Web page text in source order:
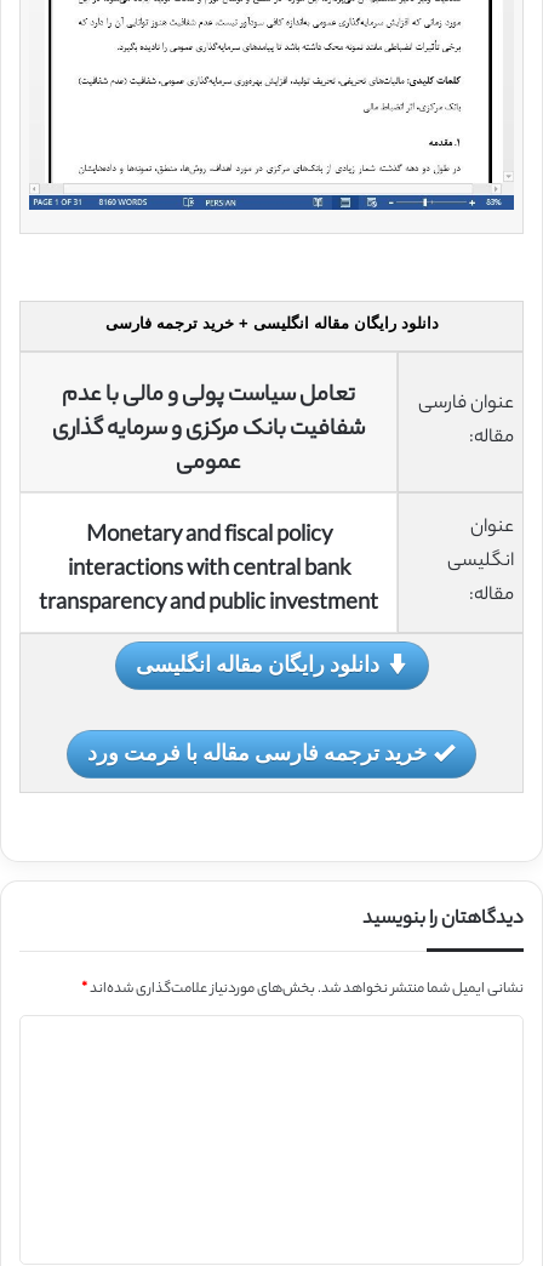
دانلود رایگان مقاله انگلیسی + خرید ترجمه فارسی
عنوان فارسی
مقاله:
تعامل سیاست پولی و مالی با عدم
شفافیت بانک مرکزی و سرمایه گذاری
عمومی
عنوان
انگلیسی
مقاله:
Monetary and fiscal policy
interactions with central bank
transparency and public investment
دانلود رایگان مقاله انگلیسی
خرید ترجمه فارسی مقاله با فرمت ورد
دیدگاهتان را بنویسید
نشانی ایمیل شما منتشر نخواهد شد.بخش‌های موردنیاز علامت‌گذاری شده‌اند*